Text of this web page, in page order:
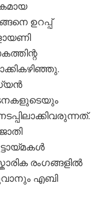
ഉറപ്പ്
രംഗങ്ങളിൽ
എബി